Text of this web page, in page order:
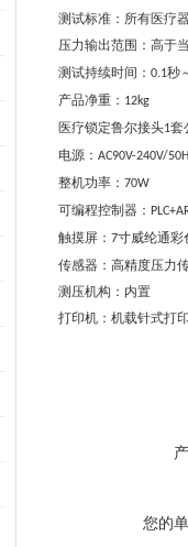
测试标准：所有医疗
压力输出范围：高于
测试持续时间： 0.1秒
产品净重： 12kg
医疗锁定鲁尔接头1套
电源： AC90V-240V/
整机功率： 70W
可编程控制器：
触摸屏： 7寸威纶通彩
传感器：高精度压力
测压机构：内置
打印机：机载针式打
您的